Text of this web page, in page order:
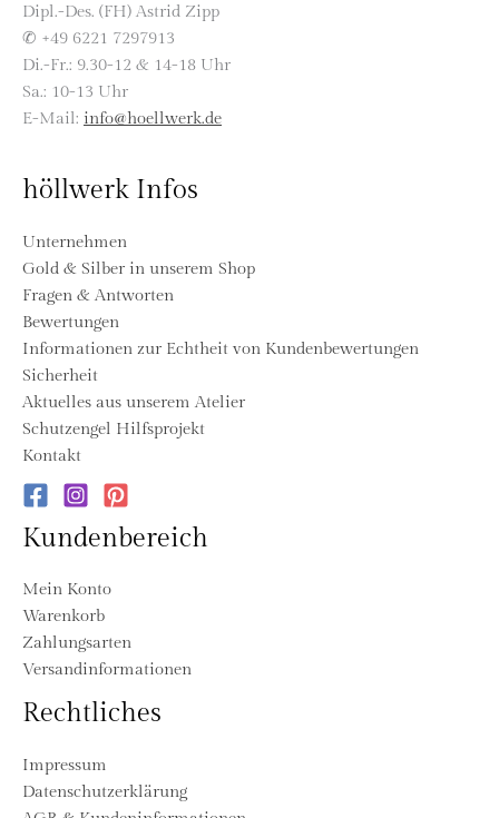
Dipl.-Des. (FH) Astrid Zipp
✆ +49 6221 7297913
Di.-Fr.: 9.30-12 & 14-18 Uhr
Sa.: 10-13 Uhr
E-Mail: info@hoellwerk.de
höllwerk Infos
Unternehmen
Gold & Silber in unserem Shop
Fragen & Antworten
Bewertungen
Informationen zur Echtheit von Kundenbewertungen
Sicherheit
Aktuelles aus unserem Atelier
Schutzengel Hilfsprojekt
Kontakt
Kundenbereich
Mein Konto
Warenkorb
Zahlungsarten
Versandinformationen
Rechtliches
Impressum
Datenschutzerklärung